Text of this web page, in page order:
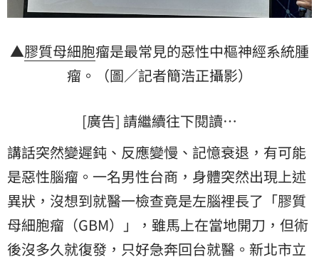
▲膠質母細胞瘤是最常見的惡性中樞神經系統腫
瘤 。（圖／記者簡浩正攝影）
[廣告] 請繼續往下閱讀…
講話突然變遲鈍、反應變慢、記憶衰退，有可能
是惡性腦瘤。一名男性台商，身體突然出現上述
異狀，沒想到就醫一檢查竟是左腦裡長了「膠質
母細胞瘤（GBM）」，雖馬上在當地開刀，但術
後沒多久就復發，只好急奔回台就醫。 新北市立